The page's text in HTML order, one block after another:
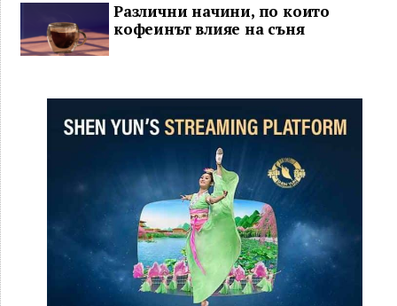
Различни начини, по които
кофеинът влияе на съня